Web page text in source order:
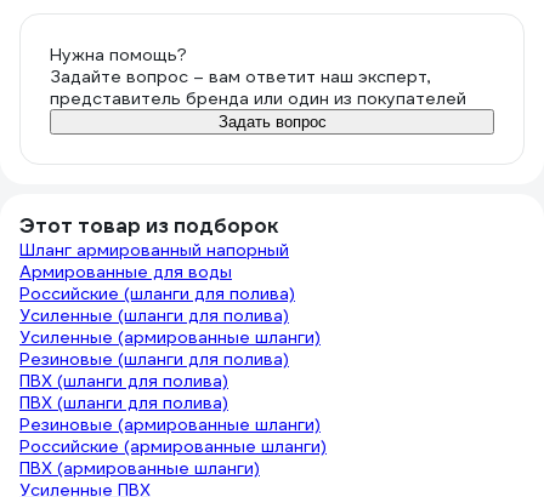
Нужна помощь?
Задайте вопрос – вам ответит наш эксперт,
представитель бренда или один из покупателей
Задать вопрос
Этот товар из подборок
Шланг армированный напорный
Армированные для воды
Российские (шланги для полива)
Усиленные (шланги для полива)
Усиленные (армированные шланги)
Резиновые (шланги для полива)
ПВХ (шланги для полива)
ПВХ (шланги для полива)
Резиновые (армированные шланги)
Российские (армированные шланги)
ПВХ (армированные шланги)
Усиленные ПВХ